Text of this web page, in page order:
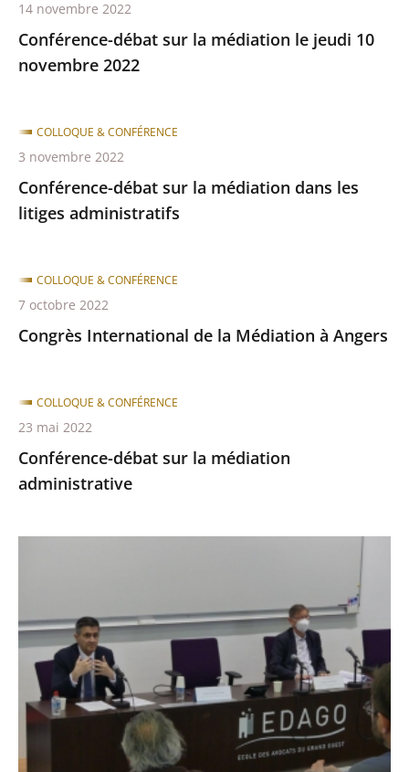
Conférence-débat sur la médiation le jeudi 10
novembre 2022
14 novembre 2022
Conférence-débat sur la médiation dans les
litiges administratifs
COLLOQUE & CONFÉRENCE
3 novembre 2022
Congrès International de la Médiation à Angers
COLLOQUE & CONFÉRENCE
7 octobre 2022
Conférence-débat sur la médiation
administrative
COLLOQUE & CONFÉRENCE
23 mai 2022
médiation
en
matière
administrative